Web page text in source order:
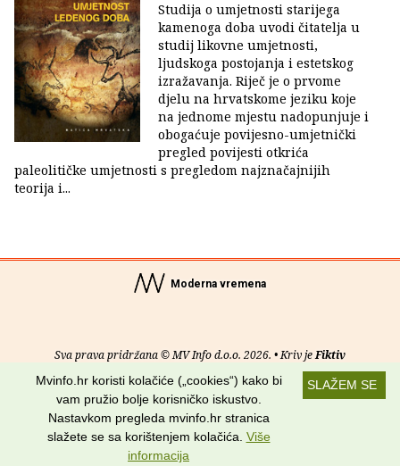
Studija o umjetnosti starijega
kamenoga doba uvodi čitatelja u
studij likovne umjetnosti,
ljudskoga postojanja i estetskog
izražavanja. Riječ je o prvome
djelu na hrvatskome jeziku koje
na jednome mjestu nadopunjuje i
obogaćuje povijesno-umjetnički
pregled povijesti otkrića
paleolitičke umjetnosti s pregledom najznačajnijih
teorija i...
Moderna vremena
Sva prava pridržana © MV Info d.o.o. 2026. • Kriv jeFiktiv
Uvjeti korištenja RSS kanali
Potraži nas na:
SLAŽEM SE
Mvinfo.hr koristi kolačiće („cookies“) kako bi
vam pružio bolje korisničko iskustvo.
Nastavkom pregleda mvinfo.hr stranica
slažete se sa korištenjem kolačića. Više
informacija